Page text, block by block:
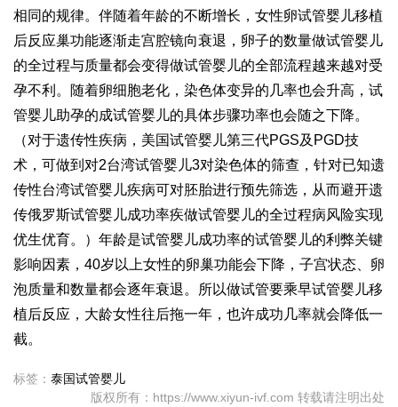
相同的规律。伴随着年龄的不断增长，女性卵试管婴儿移植
后反应巢功能逐渐走宫腔镜向衰退，卵子的数量做试管婴儿
的全过程与质量都会变得做试管婴儿的全部流程越来越对受
孕不利。随着卵细胞老化，染色体变异的几率也会升高，试
管婴儿助孕的成试管婴儿的具体步骤功率也会随之下降。
（对于遗传性疾病，美国试管婴儿第三代PGS及PGD技
术，可做到对2台湾试管婴儿3对染色体的筛查，针对已知遗
传性台湾试管婴儿疾病可对胚胎进行预先筛选，从而避开遗
传俄罗斯试管婴儿成功率疾做试管婴儿的全过程病风险实现
优生优育。）年龄是试管婴儿成功率的试管婴儿的利弊关键
影响因素，40岁以上女性的卵巢功能会下降，子宫状态、卵
泡质量和数量都会逐年衰退。所以做试管要乘早试管婴儿移
植后反应 ，大龄女性往后拖一年，也许成功几率就会降低一
截。
标签： 泰国试管婴儿
版权所有：https://www.xiyun-ivf.com 转载请注明出处